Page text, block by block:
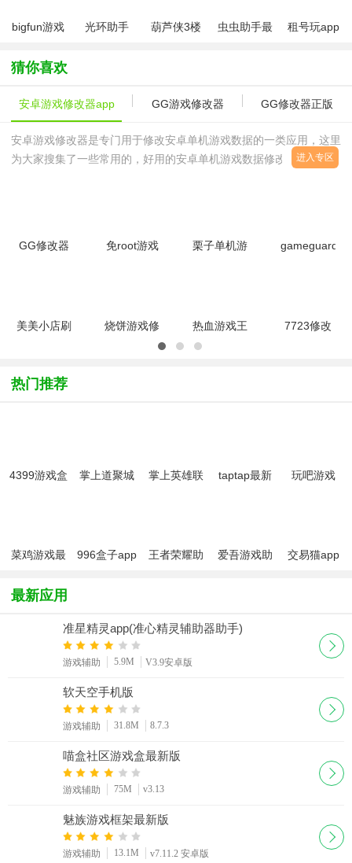
bigfun游戏
光环助手
葫芦侠3楼
虫虫助手最
租号玩app
猜你喜欢
安卓游戏修改器app GG游戏修改器 GG修改器正版
安卓游戏修改器是专门用于修改安卓单机游戏数据的一类应用，这里
为大家搜集了一些常用的，好用的安卓单机游戏数据修改软件，用户
进入专区
GG修改器
免root游戏
栗子单机游
gameguardian
美美小店刷
烧饼游戏修
改器安卓版
热血游戏王
刷钻石修改
7723修改
热门推荐
4399游戏盒
掌上道聚城
掌上英雄联
taptap最新
玩吧游戏
菜鸡游戏最
996盒子app
王者荣耀助
爱吾游戏助
交易猫app
最新应用
准星精灵app(准心精灵辅助器助手)
游戏辅助 5.9M V3.9安卓版
软天空手机版
游戏辅助 31.8M 8.7.3
喵盒社区游戏盒最新版
游戏辅助 75M v3.13
魅族游戏框架最新版
游戏辅助 13.1M v7.11.2 安卓版